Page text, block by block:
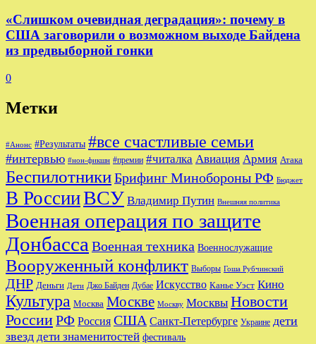
«Слишком очевидная деградация»: почему в
США заговорили о возможном выходе Байдена
из предвыборной гонки
0
Метки
#Анонс #Результаты #все счастливые семьи
#интервью #нон-фикшн #премии #читалка Авиация Армия Атака
БеспилотникиБрифинг Минобороны РФ Бюджет
В РоссииВСУ Владимир Путин Внешняя политика
Военная операция по защите
Донбасса Военная техника Военнослужащие
Вооруженный конфликт Выборы Гоша Рубчинский
ДНР Деньги Дети Джо Байден Дубае Искусство Канье Уэст Кино
Культура Москва Москве Москву Москвы Новости
РоссииРФ Россия США Санкт-Петербурге Украине дети
звезд дети знаменитостей фестиваль